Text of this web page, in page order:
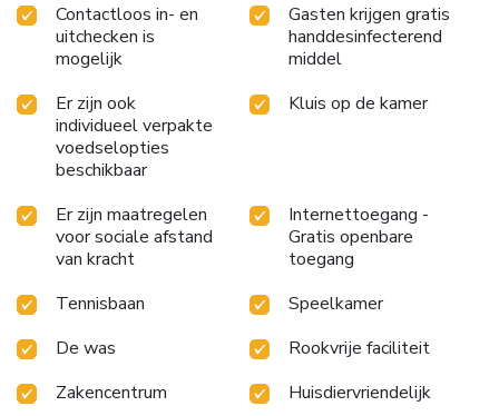
Contactloos in- en
uitchecken is
mogelijk
Gasten krijgen gratis
handdesinfecterend
middel
Er zijn ook
individueel verpakte
voedselopties
beschikbaar
Kluis op de kamer
Er zijn maatregelen
voor sociale afstand
van kracht
Internettoegang -
Gratis openbare
toegang
Tennisbaan
Speelkamer
De was
Rookvrije faciliteit
Zakencentrum
Huisdiervriendelijk